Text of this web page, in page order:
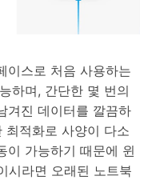
이스로 처음 사용하는
하며, 간단한 몇 번의
겨진 데이터를 깔끔하
최적화로 사양이 다소
이 가능하기 때문에 윈
시라면 오래된 노트북